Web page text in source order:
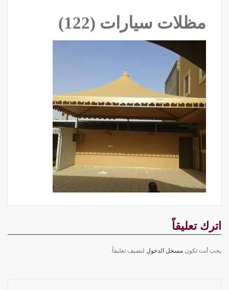
مظلات سيارات (122)
اترك تعليقاً
يجب أنت تكون مسجل الدخول لتضيف تعليقاً.